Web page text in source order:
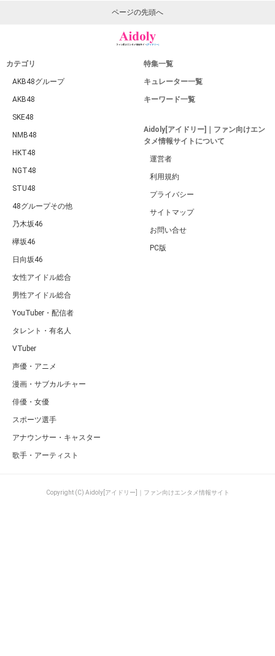
ページの先頭へ
カテゴリ
AKB48グループ
AKB48
SKE48
NMB48
HKT48
NGT48
STU48
48グループその他
乃木坂46
欅坂46
日向坂46
女性アイドル総合
男性アイドル総合
YouTuber・配信者
タレント・有名人
VTuber
声優・アニメ
漫画・サブカルチャー
俳優・女優
スポーツ選手
アナウンサー・キャスター
歌手・アーティスト
特集一覧
キュレーター一覧
キーワード一覧
Aidoly[アイドリー]｜ファン向けエン
タメ情報サイトについて
運営者
利用規約
プライバシー
サイトマップ
お問い合せ
PC版
Copyright (C) Aidoly[アイドリー]｜ファン向けエンタメ情報サイト